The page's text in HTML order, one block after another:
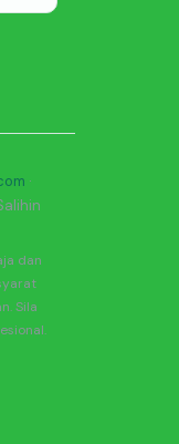
·
dan
Sila